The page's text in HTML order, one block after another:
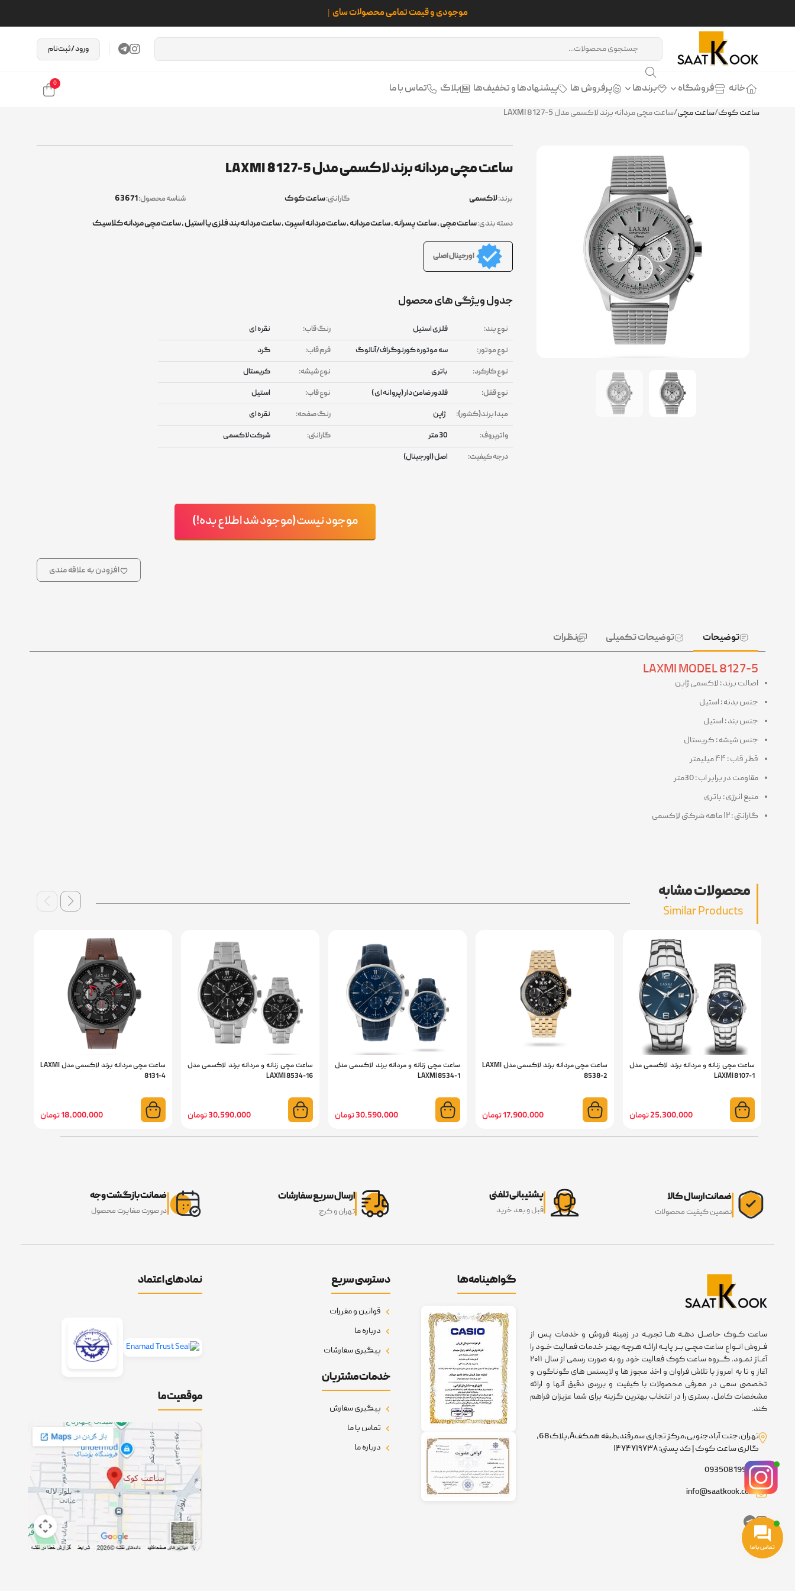
ورود / ثبت‌نام
خانه فروشگاه برندها پرفروش ها پیشنهادها و تخفیف‌ها بلاگ تماس با ما 0
ساعت کوک/ساعت مچی/ساعت مچی مردانه برند لاکسمی مدل LAXMI 8127-5
ساعت مچی مردانه برند لاکسمی مدل LAXMI 8127-5
برند:لاکسمی گارانتی:ساعت کوک شناسه محصول:
دسته بندی:ساعت مچی,ساعت پسرانه,ساعت مردانه,ساعت مردانه اسپرت,ساعت مردانه بند فلزی یا استیل,ساعت مچی مردانه کلاسیک
اورجینال اصلی
جدول ویژگی های محصول
نوع بند: فلزی استیل رنگ قاب:
نقره ای
نوع موتور:
سه موتوره کورنوگراف/آنالوگ فرم قاب:
گرد
نوع کارکرد:
باتری نوع شیشه:
کریستال
نوع قفل:
فلدور ضامن دار (پروانه ای ) نوع قاب:
استیل
مبدا برند(کشور):
ژاپن رنگ صفحه:
نقره ای
واترپروف:
30 متر گارانتی:
شرکت لاکسمی
درجه کیفیت:
اصل (اورجینال)
موجود نیست(موجود شد اطلاع بده!)
افزودن به علاقه مندی
توضیحات توضیحات تکمیلی نظرات
LAXMI MODEL 8127-5
اصالت برند : لاکسمی ژاپن
جنس بدنه : استیل
جنس بند : استیل
جنس شیشه : کریستال
قطر قاب : ۴۴ میلیمتر
مقاومت در برابر اب : 30متر
منبع انرژی : باتری
گارانتی : ۱۲ ماهه شرکتی لاکسمی
محصولات مشابه
Similar Products
ساعت مچی زنانه و مردانه برند لاکسمی مدل
LAXMI 8107-1
25,300,000 تومان
ساعت مچی مردانه برند لاکسمی مدل LAXMI
8538-2
17,900,000 تومان
ساعت مچی زنانه و مردانه برند لاکسمی مدل
LAXMI 8534-1
30,590,000 تومان
ساعت مچی زنانه و مردانه برند لاکسمی مدل
LAXMI 8534-16
30,590,000 تومان
ساعت مچی مردانه برند لاکسمی مدل LAXMI
8131-4
18,000,000 تومان
ضمانت ارسال کالا
تضمین کیفیت محصولات
پشتیبانی تلفنی
قبل و بعد خرید
ارسال سریع سفارشات
تهران و کرج
ضمانت بازگشت وجه
در صورت مغایرت محصول
ساعت کــوک حاصــل دهــه هــا تجربــه در زمینه فروش و خدمات پـس از
فــروش انــواع ساعت مچــی بــر پایــه ارائــه هـرچـه بهتـر خـدمات فعـالیت خــود را
آغــاز نمــود. گـــروه ساعت کوک فعالیت خود رو به صورت رسمی از سال ۲۰۱۱
آغاز و تا به امروز با تلاش فراوان و اخذ مجوز ها و لایسنس های گوناگون و
تخصصی سعی در معرفی محصولات با کیفیت و بررسی دقیق آنها و ارائه
مشخصات کامل، بستری را در انتخاب بهترین گزینه برای شما عزیزان فراهم
کند.
تهران،جنت آبادجنوبی،مرکز تجاری سمرقند،طبقه همکفA،پلاک68،
گالری ساعت کوک | کد پستی: ۱۴۷۴۷۱۹۷۳۸
09350819918
info@saatkook.com
گواهینامه‌ها دسترسی سریع
قوانین و مقررات
درباره ما
پیگیری سفارشات
خدمات مشتریان
پیگیری سفارش
تماس با ما
درباره ما
نمادهای اعتماد
موقعیت ما
تماس با ما